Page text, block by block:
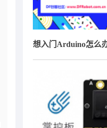
想入门Arduino怎么